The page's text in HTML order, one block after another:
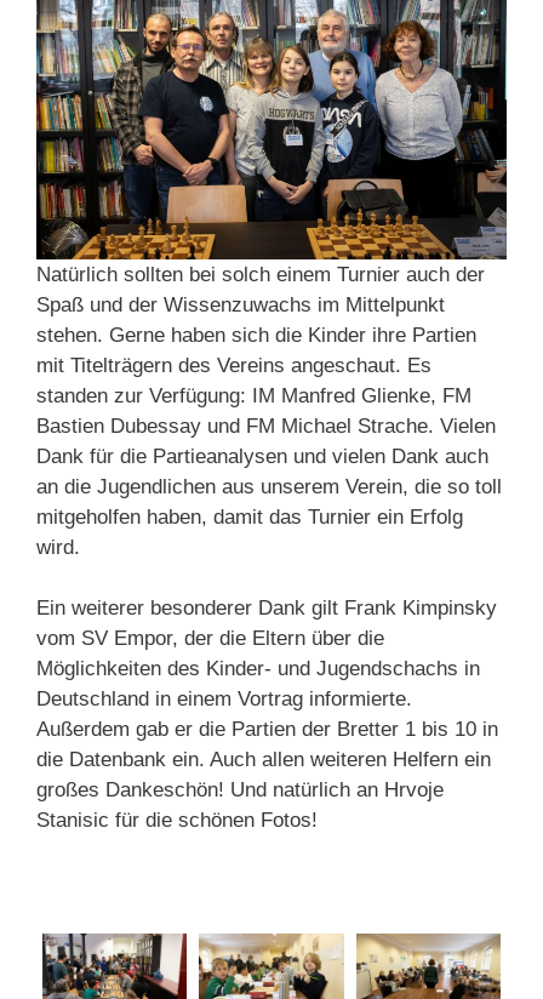
Natürlich sollten bei solch einem Turnier auch der
Spaß und der Wissenzuwachs im Mittelpunkt
stehen. Gerne haben sich die Kinder ihre Partien
mit Titelträgern des Vereins angeschaut. Es
standen zur Verfügung: IM Manfred Glienke, FM
Bastien Dubessay und FM Michael Strache. Vielen
Dank für die Partieanalysen und vielen Dank auch
an die Jugendlichen aus unserem Verein, die so toll
mitgeholfen haben, damit das Turnier ein Erfolg
wird.
Ein weiterer besonderer Dank gilt Frank Kimpinsky
vom SV Empor, der die Eltern über die
Möglichkeiten des Kinder- und Jugendschachs in
Deutschland in einem Vortrag informierte.
Außerdem gab er die Partien der Bretter 1 bis 10 in
die Datenbank ein. Auch allen weiteren Helfern ein
großes Dankeschön! Und natürlich an Hrvoje
Stanisic für die schönen Fotos!